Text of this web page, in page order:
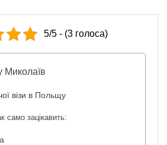
5/5 - (3 голоса)
Миколаїв
візи в Польщу
само зацікавить: